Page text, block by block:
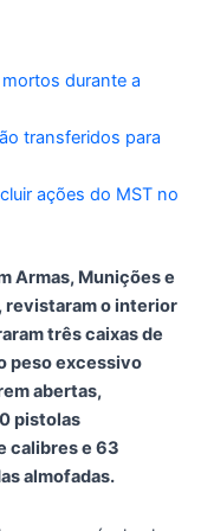
durante a
transferidos para
ações do MST no
Armas, Munições e
revistaram o interior
três caixas de
peso excessivo
abertas,
pistolas
calibres e 63
almofadas.